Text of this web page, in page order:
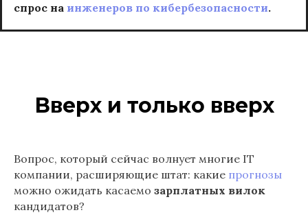
спрос на инженеров по кибербезопасности.
Вверх и только вверх
Вопрос, который сейчас волнует многие IT
компании, расширяющие штат: какие прогнозы
можно ожидать касаемо зарплатных вилок
кандидатов?